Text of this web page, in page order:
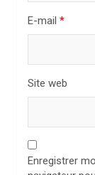
E-mail *
Site web
Enregistrer